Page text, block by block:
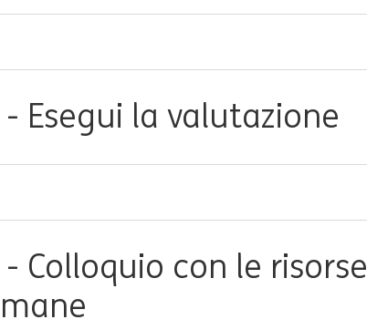
- Esegui la valutazione
- Colloquio con le risorse